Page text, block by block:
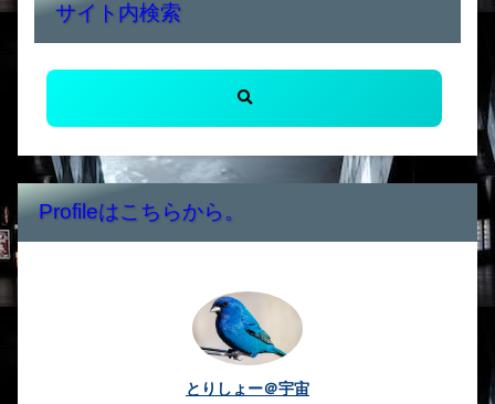
サイト内検索
Profileはこちらから。
とりしょー＠宇宙